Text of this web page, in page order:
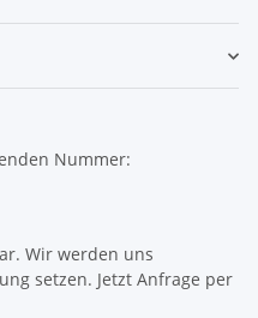
Nummer:
Wir werden uns
setzen. Jetzt Anfrage per